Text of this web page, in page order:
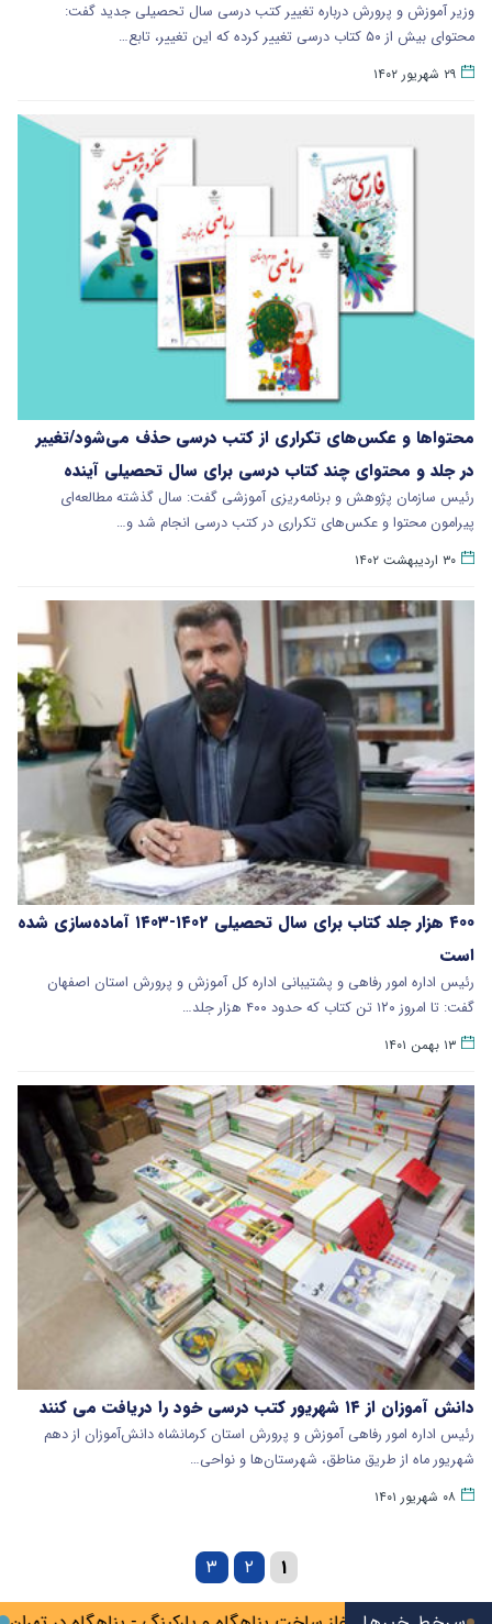
وزیر آموزش و پرورش درباره تغییر کتب درسی سال تحصیلی جدید گفت:
محتوای بیش از ۵۰ کتاب درسی تغییر کرده که این تغییر، تابع…
۲۹ شهریور ۱۴۰۲
محتواها و عکس‌های تکراری از کتب درسی حذف می‌شود/تغییر
در جلد و محتوای چند کتاب درسی برای سال تحصیلی آینده
رئیس سازمان پژوهش و برنامه‌‍ریزی آموزشی گفت: سال گذشته مطالعه‌ای
پیرامون محتوا و عکس‌های تکراری در کتب درسی انجام شد و…
۳۰ اردیبهشت ۱۴۰۲
۴۰۰ هزار جلد کتاب برای سال تحصیلی ۱۴۰۲-۱۴۰۳ آماده‌سازی شده
است
رئیس اداره امور رفاهی و پشتیبانی اداره کل آموزش و پرورش استان اصفهان
گفت: تا امروز ۱۲۰ تن کتاب که حدود ۴۰۰ هزار جلد…
۱۳ بهمن ۱۴۰۱
دانش آموزان از ۱۴ شهریور کتب درسی خود را دریافت می کنند
رئیس اداره امور رفاهی آموزش و پرورش استان کرمانشاه دانش‌آموزان از دهم
شهریور ماه از طریق مناطق، شهرستان‌ها و نواحی…
۰۸ شهریور ۱۴۰۱
۱ ۲ ۳